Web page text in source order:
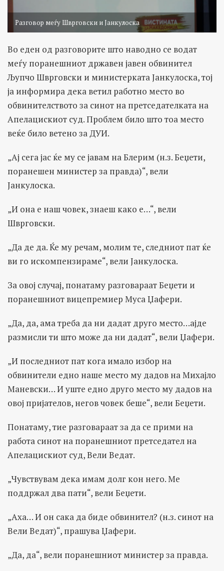
Разговор меѓу Шврговски и Јанкулоска
Во еден од разговорите што наводно се водат
меѓу поранешниот државен јавен обвинител
Љупчо Шврговски и министерката Јанкулоска, тој
ја информира дека ветил работно место во
обвинителството за синот на претседателката на
Апелацискиот суд. Проблем било што тоа место
веќе било ветено за ДУИ.
„Ај сега јас ќе му се јавам на Блерим (н.з. Беџети,
поранешен министер за правда)“, вели
Јанкулоска.
„И она е наш човек, знаеш како е…“, вели
Шврговски.
„Да де да. Ќе му речам, молим те, следниот пат ќе
ви го искомпензираме“, вели Јанкулоска.
За овој случај, понатаму разговараат Беџети и
поранешниот вицепремиер Муса Џафери.
„Да, да, ама треба да ни дадат друго место…ајде
размисли ти што може да ни дадат“, вели Џафери.
„И последниот пат кога имало избор на
обвинители едно наше место му дадов на Михајло
Маневски… И уште едно друго место му дадов на
овој пријателов, негов човек беше“, вели Беџети.
Понатаму, тие разговараат за да се прими на
работа синот на поранешниот претседател на
Апелацискиот суд, Вели Ведат.
„Чувствувам дека имам долг кон него. Ме
поддржал два пати“, вели Беџети.
„Аха… И он сака да биде обвинител? (н.з. синот на
Вели Ведат)“, прашува Џафери.
„Да, да“, вели поранешниот министер за правда.